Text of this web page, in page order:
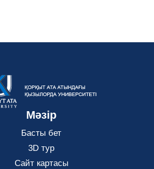
Мәзір
Басты бет
3D тур
Сайт картасы